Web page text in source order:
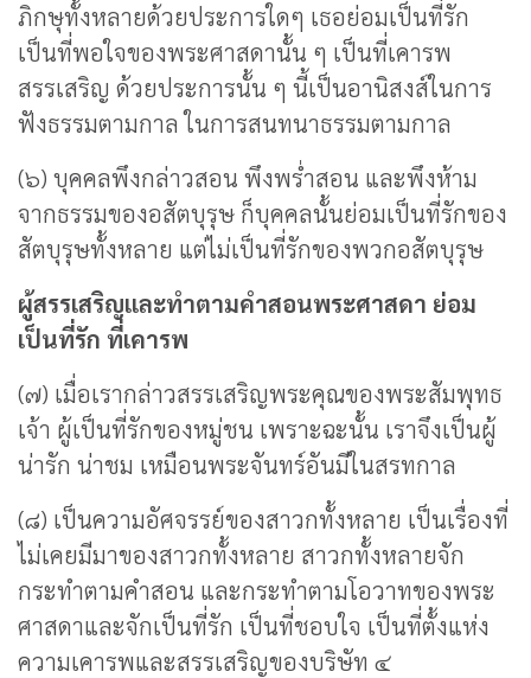
ภิกษุทั้งหลายด้วยประการใดๆ เธอย่อมเป็นที่รัก
เป็นที่พอใจของพระศาสดานั้น ๆ เป็นที่เคารพ
สรรเสริญ ด้วยประการนั้น ๆ นี้เป็นอานิสงส์ในการ
ฟังธรรมตามกาล ในการสนทนาธรรมตามกาล
(๖) บุคคลพึงกล่าวสอน พึงพร่ำสอน และพึงห้าม
จากธรรมของอสัตบุรุษ ก็บุคคลนั้นย่อมเป็นที่รักของ
สัตบุรุษทั้งหลาย แต่ไม่เป็นที่รักของพวกอสัตบุรุษ
ผู้สรรเสริญและทำตามคำสอนพระศาสดา ย่อม
เป็นที่รัก ที่เคารพ
(๗) เมื่อเรากล่าวสรรเสริญพระคุณของพระสัมพุทธ
เจ้า ผู้เป็นที่รักของหมู่ชน เพราะฉะนั้น เราจึงเป็นผู้
น่ารัก น่าชม เหมือนพระจันทร์อันมีในสรทกาล
(๘) เป็นความอัศจรรย์ของสาวกทั้งหลาย เป็นเรื่องที่
ไม่เคยมีมาของสาวกทั้งหลาย สาวกทั้งหลายจัก
กระทำตามคำสอน และกระทำตามโอวาทของพระ
ศาสดาและจักเป็นที่รัก เป็นที่ชอบใจ เป็นที่ตั้งแห่ง
ความเคารพและสรรเสริญของบริษัท ๔